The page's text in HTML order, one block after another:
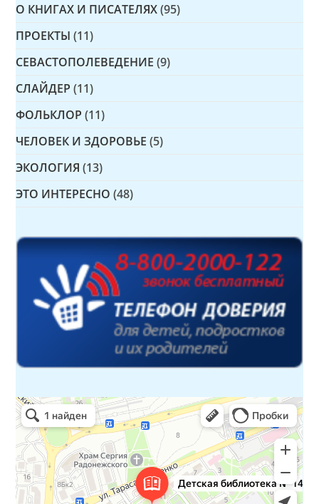
О КНИГАХ И ПИСАТЕЛЯХ (95)
ПРОЕКТЫ (11)
СЕВАСТОПОЛЕВЕДЕНИЕ (9)
СЛАЙДЕР (11)
ФОЛЬКЛОР (11)
ЧЕЛОВЕК И ЗДОРОВЬЕ (5)
ЭКОЛОГИЯ (13)
ЭТО ИНТЕРЕСНО (48)
Детская библиотека № 14 Дружбы народов
Библиотека в Севастополе